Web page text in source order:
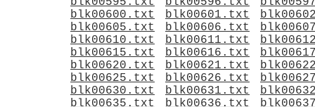
blk00600.txt
blk00601.txt
blk00605.txt
blk00606.txt
blk00610.txt
blk00611.txt
blk00615.txt
blk00616.txt
blk00620.txt
blk00621.txt
blk00625.txt
blk00626.txt
blk00630.txt
blk00631.txt
blk00635.txt
blk00636.txt